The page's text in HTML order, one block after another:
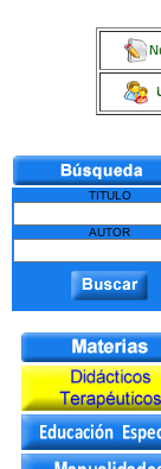
TITULO
AUTOR